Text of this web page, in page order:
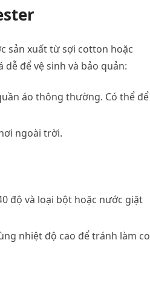
sản xuất từ sợi cotton hoặc
để vệ sinh và bảo quản:
áo thông thường. Có thể để
ngoài trời.
độ và loại bột hoặc nước giặt
nhiệt độ cao để tránh làm co